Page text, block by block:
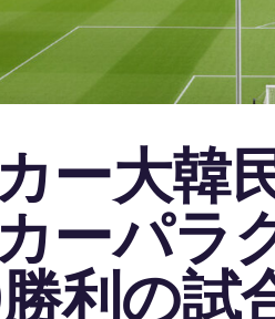
ー大韓
ーパラ
利の試